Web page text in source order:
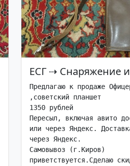
ЕСГ ⇢ Снаряжение
Предлагаю к продаже
,советский планшет
1350 рублей
Пересыл, включая авито
или через Яндекс.
через Яндекс.
Самовывоз (г.Киров)
приветствуется.Сделаю